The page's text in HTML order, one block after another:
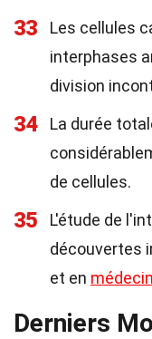
33
Les cellules
interphases
division
34
La durée
de cellules.
35
L'étude de
découvertes
et en
Derniers